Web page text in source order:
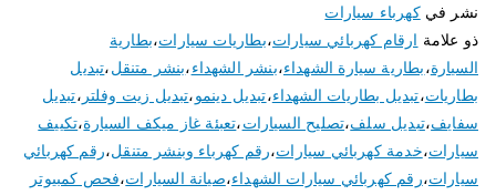
نشر فيكهرباء سيارات
ذو علامة ارقام كهربائي سيارات،بطاريات سيارات،بطارية
السيارة،بطارية سيارة الشهداء،بنشر الشهداء،بنشر متنقل،تبديل
بطاريات،تبديل بطاريات الشهداء،تبديل دينمو،تبديل زيت وفلتر ،تبديل
سفايف،تبديل سلف،تصليح السيارات،تعبئة غاز ميكف السيارة،تكييف
سيارات،خدمة كهربائي سيارات،رقم كهرباء وبنشر متنقل،رقم كهربائي
سيارات،رقم كهربائي سيارات الشهداء،صيانة السيارات،فحص كمبيوتر